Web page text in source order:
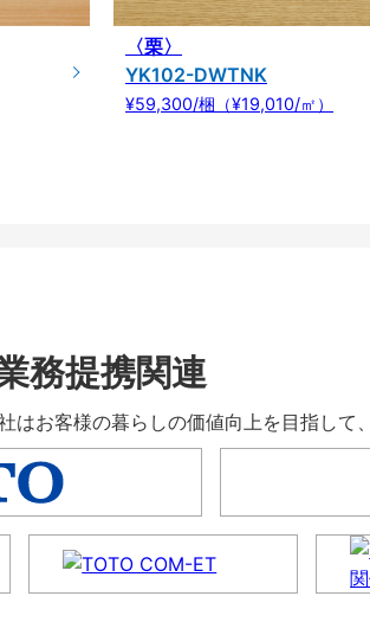
〈栗〉
YK102-DWTNK
¥59,300/梱（¥19,010/㎡）
務提携関連
はお客様の暮らしの価値向上を目指して